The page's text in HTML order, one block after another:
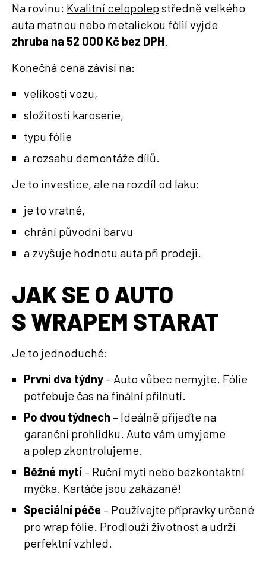
Na rovinu: Kvalitní celopolep středně velkého
auta matnou nebo metalickou fólií vyjde
zhruba na 52 000 Kč bez DPH.
Konečná cena závisí na:
velikosti vozu,
složitosti karoserie,
typu fólie
a rozsahu demontáže dílů.
Je to investice, ale na rozdíl od laku:
je to vratné,
chrání původní barvu
a zvyšuje hodnotu auta při prodeji.
JAK SE O AUTO
S WRAPEM STARAT
Je to jednoduché:
První dva týdny – Auto vůbec nemyjte. Fólie
potřebuje čas na finální přilnutí.
Po dvou týdnech – Ideálně přijeďte na
garanční prohlídku. Auto vám umyjeme
a polep zkontrolujeme.
Běžné mytí – Ruční mytí nebo bezkontaktní
myčka. Kartáče jsou zakázané!
Speciální péče – Používejte přípravky určené
pro wrap fólie. Prodlouží životnost a udrží
perfektní vzhled.